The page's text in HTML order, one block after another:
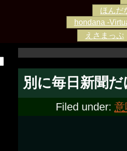
ほんだ
hondana -
えさまっぷ
別に毎日新聞
Filed under: